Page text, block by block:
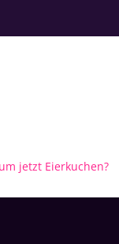
jetzt Eierkuchen?